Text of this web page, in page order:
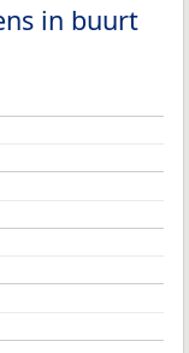
in buurt